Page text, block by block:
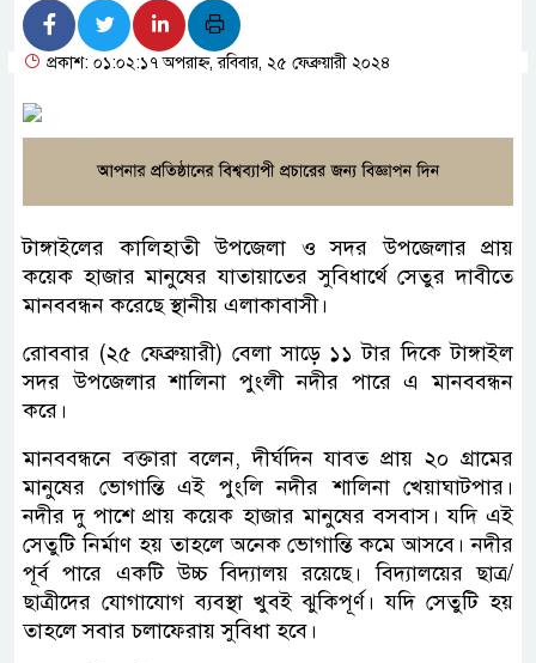
প্রকাশ: ০১:০২:১৭ অপরাহ্ন, রবিবার, ২৫ ফেব্রুয়ারী ২০২৪
টাঙ্গাইলের কালিহাতী উপজেলা ও সদর উপজেলার প্রায়
কয়েক হাজার মানুষের যাতায়াতের সুবিধার্থে সেতুর দাবীতে
মানববন্ধন করেছে স্থানীয় এলাকাবাসী।
রোববার (২৫ ফেব্রুয়ারী) বেলা সাড়ে ১১ টার দিকে টাঙ্গাইল
সদর উপজেলার শালিনা পুংলী নদীর পারে এ মানববন্ধন
করে।
মানববন্ধনে বক্তারা বলেন, দীর্ঘদিন যাবত প্রায় ২০ গ্রামের
মানুষের ভোগান্তি এই পুংলি নদীর শালিনা খেয়াঘাটপার।
নদীর দু পাশে প্রায় কয়েক হাজার মানুষের বসবাস। যদি এই
সেতুটি নির্মাণ হয় তাহলে অনেক ভোগান্তি কমে আসবে। নদীর
পূর্ব পারে একটি উচ্চ বিদ্যালয় রয়েছে। বিদ্যালয়ের ছাত্র/
ছাত্রীদের যোগাযোগ ব্যবস্থা খুবই ঝুকিপূর্ণ। যদি সেতুটি হয়
তাহলে সবার চলাফেরায় সুবিধা হবে।